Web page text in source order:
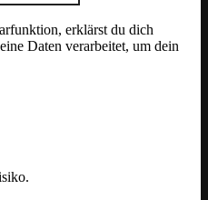
erklärst du dich
Daten verarbeitet, um dein